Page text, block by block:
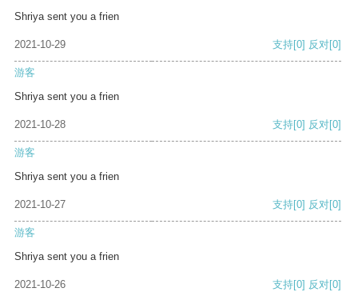
Shriya sent you a frien
2021-10-29 支持[0] 反对[0]
游客
Shriya sent you a frien
2021-10-28 支持[0] 反对[0]
游客
Shriya sent you a frien
2021-10-27 支持[0] 反对[0]
游客
Shriya sent you a frien
2021-10-26 支持[0] 反对[0]